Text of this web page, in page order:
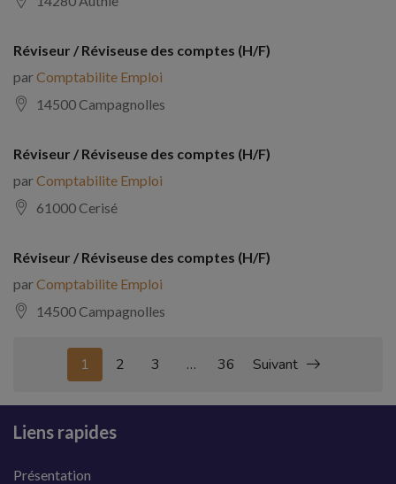
Réviseur / Réviseuse des comptes (H/F)
parComptabilite Emploi
14500 Campagnolles
Réviseur / Réviseuse des comptes (H/F)
parComptabilite Emploi
61000 Cerisé
Réviseur / Réviseuse des comptes (H/F)
parComptabilite Emploi
14500 Campagnolles
1 2 3 … 36 Suivant
Liens rapides
Présentation